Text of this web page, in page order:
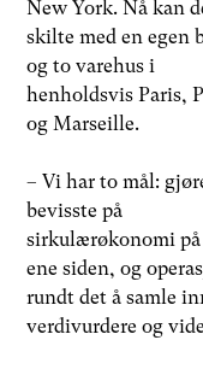
New York. Nå kan
skilte med en egen
og to varehus i
henholdsvis Paris,
og Marseille.
– Vi har to mål:
bevisste på
sirkulærøkonomi på
ene siden, og
rundt det å samle
verdivurdere og